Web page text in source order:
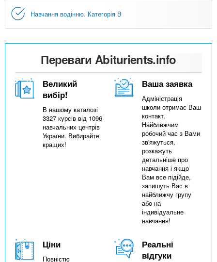
Навчання водінню. Категорія B
Переваги Abiturients.info
Великий
вибір!
В нашому каталозі
3327 курсів від 1096
навчальних центрів
України. Вибирайте
кращих!
Ваша заявка
Адміністрація
школи отримає Ваш
контакт.
Найближчим
робочий час з Вами
зв'яжуться,
розкажуть
детальніше про
навчання і якщо
Вам все підійде,
запишуть Вас в
найближчу групу
або на
індивідуальне
навчання!
Ціни
Повністю
Реальні
відгуки